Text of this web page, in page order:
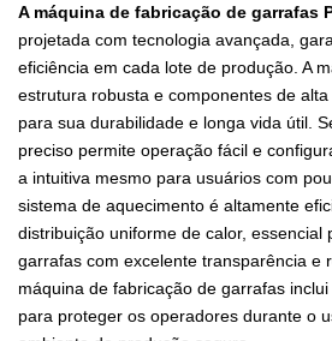
A máquina de fabricação de garrafas
projetada com tecnologia avançada,
eficiência em cada lote de produção. A
estrutura robusta e componentes de
para sua durabilidade e longa vida útil.
preciso permite operação fácil e
a intuitiva mesmo para usuários com
sistema de aquecimento é altamente
distribuição uniforme de calor, essencial
garrafas com excelente transparência e
máquina de fabricação de garrafas
para proteger os operadores durante o